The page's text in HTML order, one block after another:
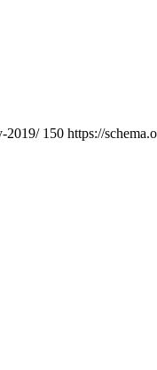
2019/ 150 https://